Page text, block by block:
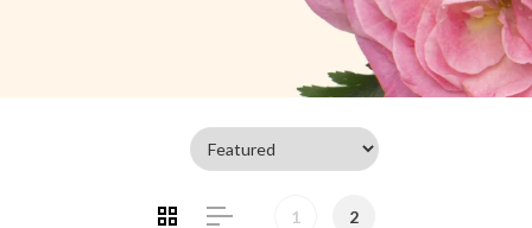
1 2